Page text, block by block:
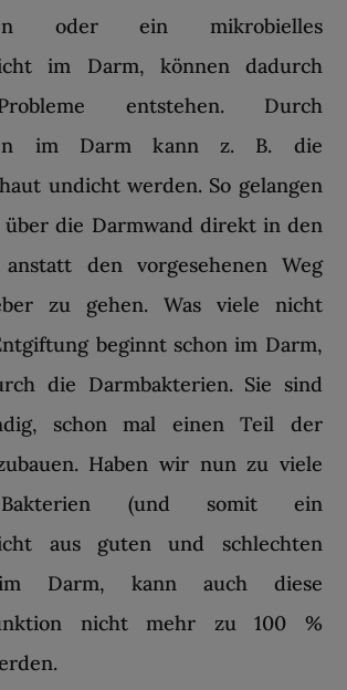
oder ein mikrobielles
im Darm, können dadurch
entstehen. Durch
im Darm kann z. B. die
undicht werden. So gelangen
die Darmwand direkt in den
den vorgesehenen Weg
zu gehen. Was viele nicht
beginnt schon im Darm,
die Darmbakterien. Sie sind
schon mal einen Teil der
Haben wir nun zu viele
Bakterien (und somit ein
aus guten und schlechten
im Darm, kann auch diese
nicht mehr zu 100 %